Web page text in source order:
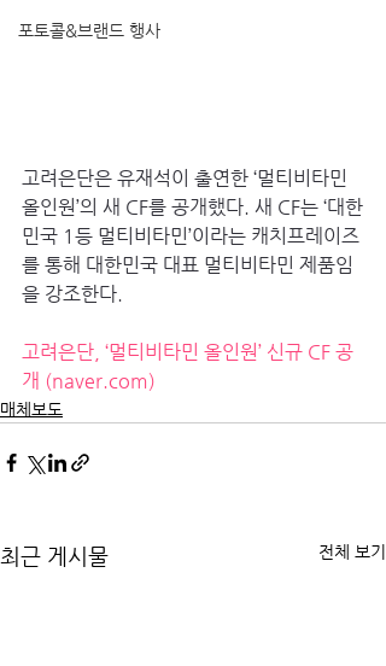
포토콜&브랜드 행사
고려은단은 유재석이 출연한 ‘멀티비타민
올인원’의 새 CF를 공개했다. 새 CF는 ‘대한
민국 1등 멀티비타민’이라는 캐치프레이즈
를 통해 대한민국 대표 멀티비타민 제품임
을 강조한다.
고려은단, ‘멀티비타민 올인원’ 신규 CF 공
개 (naver.com)
매체보도
최근 게시물 전체 보기